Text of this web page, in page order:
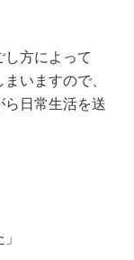
方によって
いますので、
ら日常生活を送